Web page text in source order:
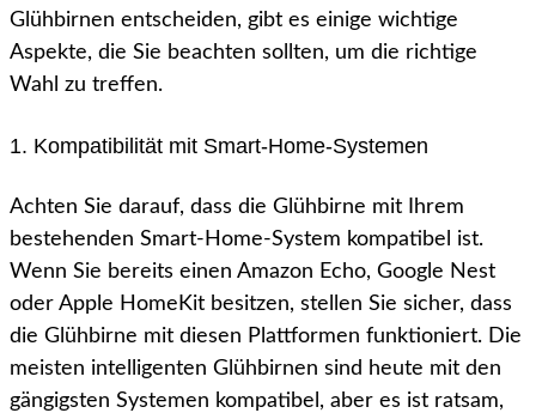
Glühbirnen entscheiden, gibt es einige wichtige
Aspekte, die Sie beachten sollten, um die richtige
Wahl zu treffen.
1. Kompatibilität mit Smart-Home-Systemen
Achten Sie darauf, dass die Glühbirne mit Ihrem
bestehenden Smart-Home-System kompatibel ist.
Wenn Sie bereits einen Amazon Echo, Google Nest
oder Apple HomeKit besitzen, stellen Sie sicher, dass
die Glühbirne mit diesen Plattformen funktioniert. Die
meisten intelligenten Glühbirnen sind heute mit den
gängigsten Systemen kompatibel, aber es ist ratsam,